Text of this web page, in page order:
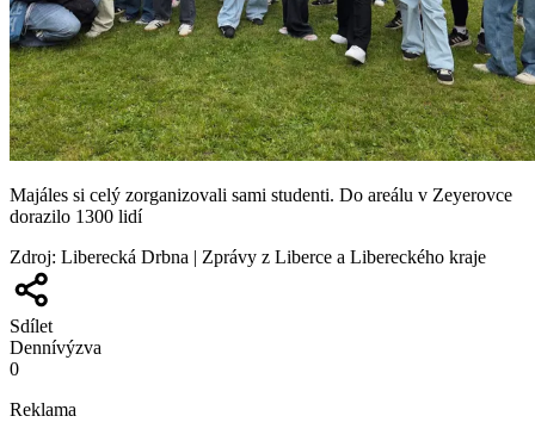
Majáles si celý zorganizovali sami studenti. Do areálu v Zeyerovce
dorazilo 1300 lidí
Zdroj: Liberecká Drbna | Zprávy z Liberce a Libereckého kraje
Sdílet
Dennívýzva
0
Reklama